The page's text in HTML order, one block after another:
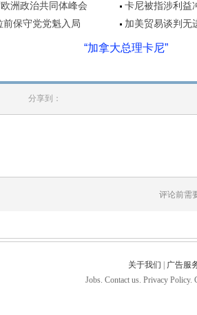
洲政治共同体峰会
卡尼被指涉利益
保守党党魁入局
加美贸易谈判无
“加拿大总理卡尼”
分享到：
评论前需
关于我们
广告服
Jobs. Contact us. Privacy